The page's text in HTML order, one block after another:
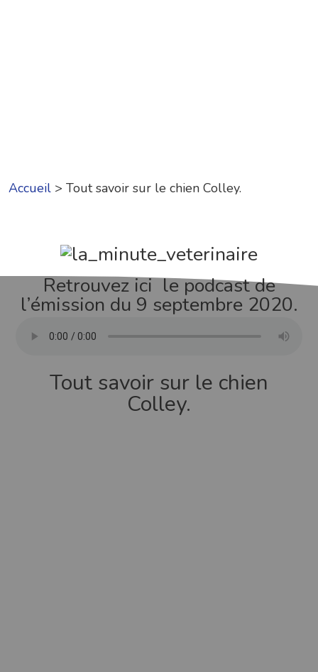
Accueil > Tout savoir sur le chien Colley.
Retrouvez ici le podcast de
l’émission du 9 septembre 2020.
Tout savoir sur le chien
Colley.